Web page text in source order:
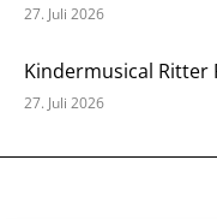
27. Juli 2026
Kindermusical Ritter
27. Juli 2026